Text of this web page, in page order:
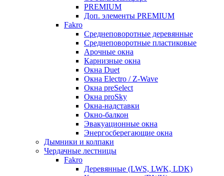
PREMIUM
Доп. элементы PREMIUM
Fakro
Cреднеповоротные деревянные
Cреднеповоротные пластиковые
Арочные окна
Карнизные окна
Окна Duet
Окна Electro / Z-Wave
Окна preSelect
Окна proSky
Окна-надставки
Окно-балкон
Эвакуационные окна
Энергосберегающие окна
Дымники и колпаки
Чердачные лестницы
Fakro
Деревянные (LWS, LWK, LDK)